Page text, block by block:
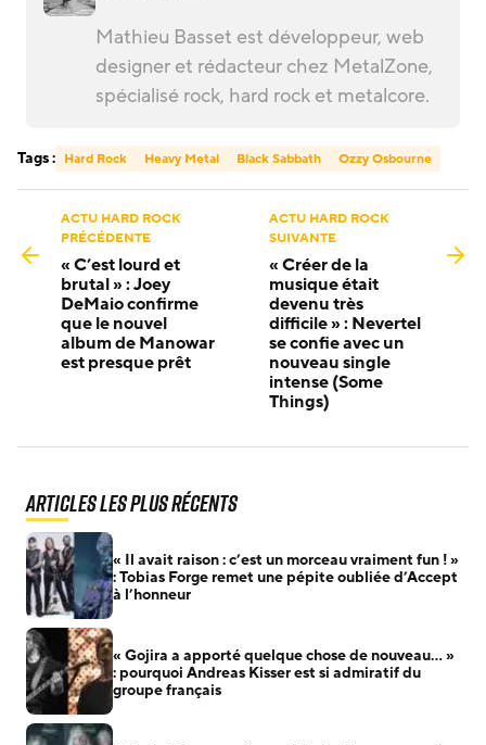
Mathieu Basset est développeur, web
designer et rédacteur chez MetalZone,
spécialisé rock, hard rock et metalcore.
Tags : Hard Rock Heavy Metal Black Sabbath Ozzy Osbourne
ACTU HARD ROCK
PRÉCÉDENTE
« C’est lourd et
brutal » : Joey
DeMaio confirme
que le nouvel
album de Manowar
est presque prêt
ACTU HARD ROCK
SUIVANTE
« Créer de la
musique était
devenu très
difficile » : Nevertel
se confie avec un
nouveau single
intense (Some
Things)
Articles les plus récents
« Il avait raison : c’est un morceau vraiment fun ! »
: Tobias Forge remet une pépite oubliée d’Accept
à l’honneur
« Gojira a apporté quelque chose de nouveau… »
: pourquoi Andreas Kisser est si admiratif du
groupe français